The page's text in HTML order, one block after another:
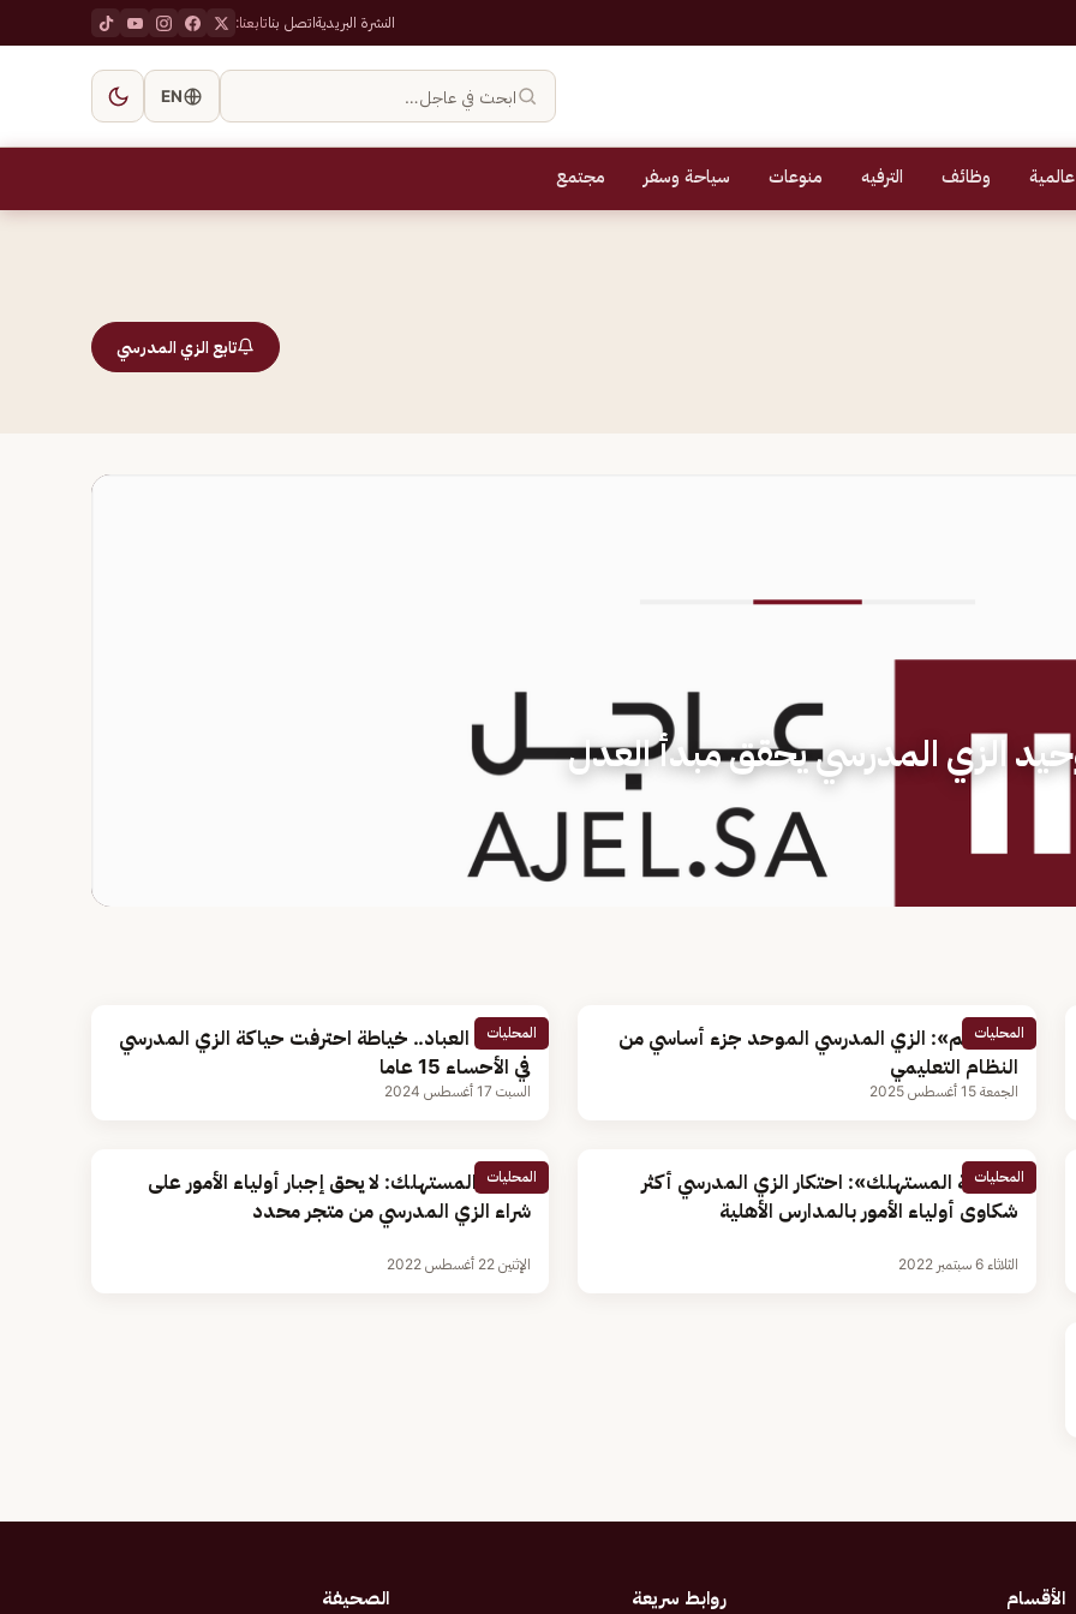
النشرة البريديةاتصل بناتابعنا:
ابحث في عاجل… EN
وظائف الترفيه منوعات سياحة وسفر مجتمع
تابع الزي المدرسي
الزي المدرسي يحقق مبدأ العدل
المحليات
«التعليم»: الزي المدرسي الموحد جزء أساسي من
النظام التعليمي
الجمعة 15 أغسطس 2025
المحليات
صديقة العباد.. خياطة احترفت حياكة الزي المدرسي
في الأحساء 15 عاما
السبت 17 أغسطس 2024
المحليات
«حماية المستهلك»: احتكار الزي المدرسي أكثر
شكاوى أولياء الأمور بالمدارس الأهلية
الثلاثاء 6 سبتمبر 2022
المحليات
حماية المستهلك: لا يحق إجبار أولياء الأمور على
شراء الزي المدرسي من متجر محدد
الإثنين 22 أغسطس 2022
الأقسام روابط سريعة الصحيفة